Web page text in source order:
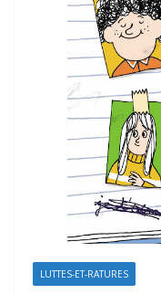
LUTTES-ET-RATURES